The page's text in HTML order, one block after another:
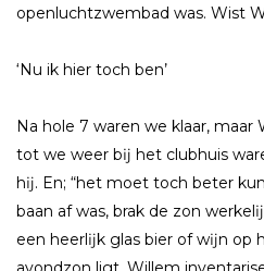
openluchtzwembad was. Wist
‘Nu ik hier toch ben’
Na hole 7 waren we klaar, maar
tot we weer bĳ het clubhuis
hĳ. En; “het moet toch beter
baan af was, brak de zon
een heerlĳk glas bier of wĳn op